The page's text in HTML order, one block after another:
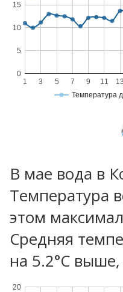
Температура
1 3 5 7 9 11
0
5
10
15
В мае вода в
Температура
этом
Средняя
на 5.2°C
20